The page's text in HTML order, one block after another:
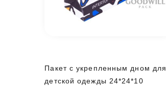
Пакет с укрепленным дном для
детской одежды 24*24*10